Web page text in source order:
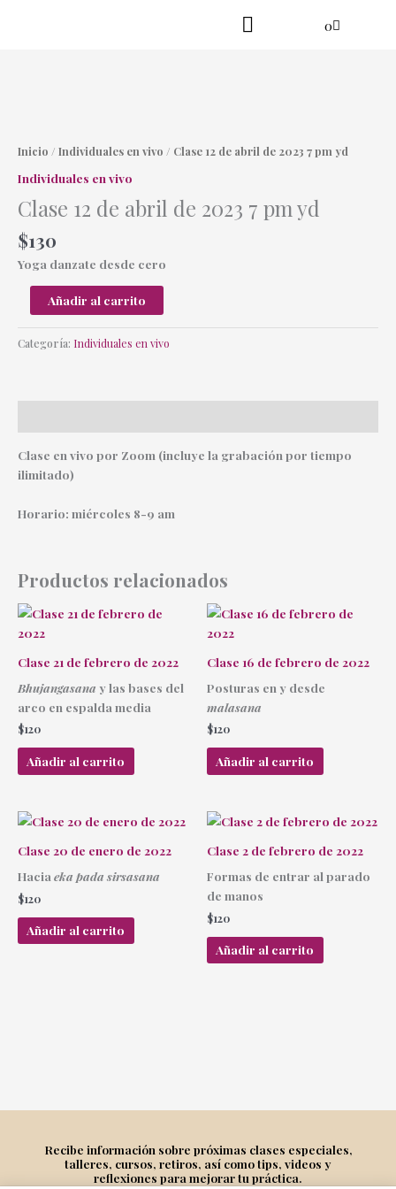
0
Cart
Inicio / Individuales en vivo / Clase 12 de abril de 2023 7 pm yd
Individuales en vivo
Clase 12 de abril de 2023 7 pm yd
$130
Yoga danzate desde cero
de
de
2023
pm
yd
cantidad
Añadir al carrito
Categoría: Individuales en vivo
Clase en vivo por Zoom (incluye la grabación por tiempo
ilimitado)
Horario: miércoles 8-9 am
Productos relacionados
Clase 21 de febrero de 2022
Bhujangasana y las bases del
arco en espalda media
$120
Añadir al carrito
Clase 16 de febrero de 2022
Posturas en y desde
malasana
$120
Añadir al carrito
Clase 20 de enero de 2022
Hacia eka pada sirsasana
$120
Añadir al carrito
Clase 2 de febrero de 2022
Formas de entrar al parado
de manos
$120
Añadir al carrito
Recibe información sobre próximas clases especiales,
talleres, cursos, retiros, así como tips, videos y
reflexiones para mejorar tu práctica.